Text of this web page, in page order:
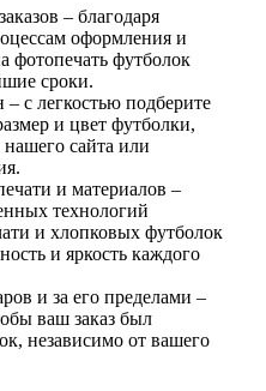
– благодаря
оформления и
фотопечать футболок
сроки.
– с легкостью подберите
и цвет футболки,
сайта или
и материалов –
технологий
и хлопковых футболок
и яркость каждого
и за его пределами –
ваш заказ был
независимо от вашего